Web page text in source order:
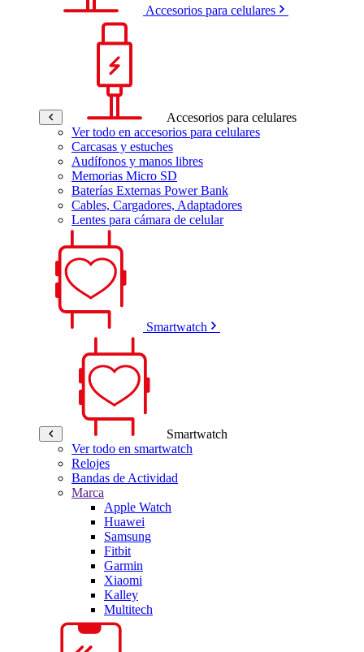
Accesorios para celulares
Accesorios para celulares
Ver todo en accesorios para celulares
Carcasas y estuches
Audífonos y manos libres
Memorias Micro SD
Baterías Externas Power Bank
Cables, Cargadores, Adaptadores
Lentes para cámara de celular
Smartwatch
Smartwatch
Ver todo en smartwatch
Relojes
Bandas de Actividad
Marca
Apple Watch
Huawei
Samsung
Fitbit
Garmin
Xiaomi
Kalley
Multitech